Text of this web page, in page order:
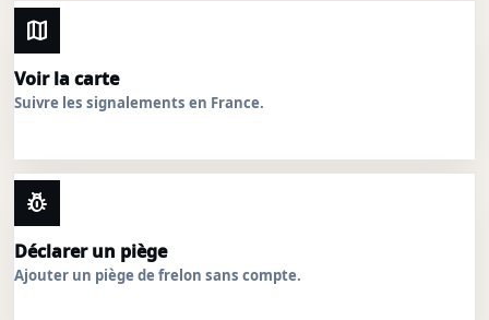
map
Voir la carte
Suivre les signalements en France.
pest_control
Déclarer un piège
Ajouter un piège de frelon sans compte.